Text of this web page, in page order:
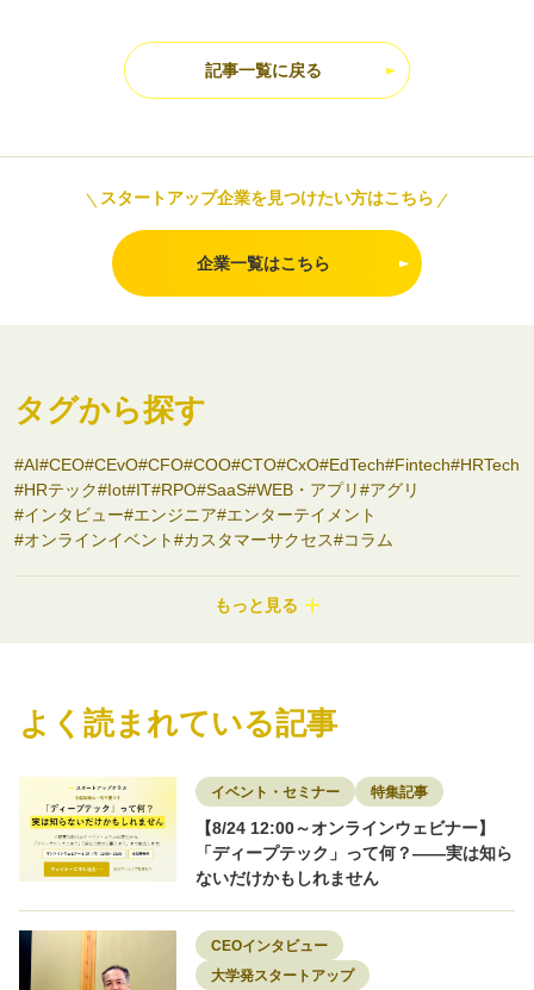
記事一覧に戻る
スタートアップ企業を見つけたい方はこちら
企業一覧はこちら
タグから探す
AI CEO CEvO CFO COO CTO CxO EdTech Fintech
HRTech
HRテック
Iot IT RPO SaaS WEB・アプリ
アグリ
インタビュー
エンジニア
エンターテイメント
オンラインイベント
カスタマーサクセス
コラム
バイオ フード
地域を盛り上げる 地方スタートアップ 地方創生
大学発スタートアップ
女性限定 宇宙 導入事例
環境エネルギー
研究者 研究開発 素材 脱炭素
転職
転職者インタビュー
もっと見る
よく読まれている記事
イベント・セミナー 特集記事
【8/24 12:00～オンラインウェビナー】
「ディープテック」って何？——実は知ら
ないだけかもしれません
CEOインタビュー
大学発スタートアップ